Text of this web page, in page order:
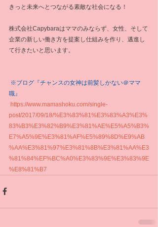
きっと未来へとつながる素敵な社会になる！
株式会社Capybaraはママのみならず、女性、そして
企業の新しい働き方を提案し仕組みを作り、邁進し
て行きたいと思います。
※ブログ『チャンスの女神は前髪しかない＠ママ
職』
https://www.mamashoku.com/single-
post/2017/09/18/%E3%83%81%E3%83%A3%E3%
83%B3%E3%82%B9%E3%81%AE%E5%A5%B3%
E7%A5%9E%E3%81%AF%E5%89%8D%E9%AB
%AA%E3%81%97%E3%81%8B%E3%81%AA%E3
%81%84%EF%BC%A0%E3%83%9E%E3%83%9E
%E8%81%B7